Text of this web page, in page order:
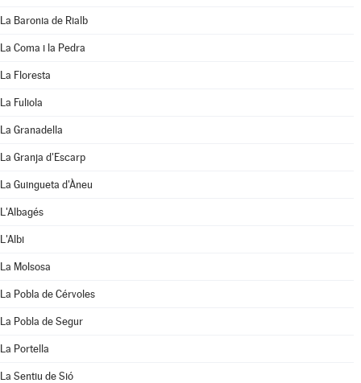
La Baronia de Rialb
La Coma i la Pedra
La Floresta
La Fuliola
La Granadella
La Granja d'Escarp
La Guingueta d'Àneu
L'Albagés
L'Albi
La Molsosa
La Pobla de Cérvoles
La Pobla de Segur
La Portella
La Sentiu de Sió